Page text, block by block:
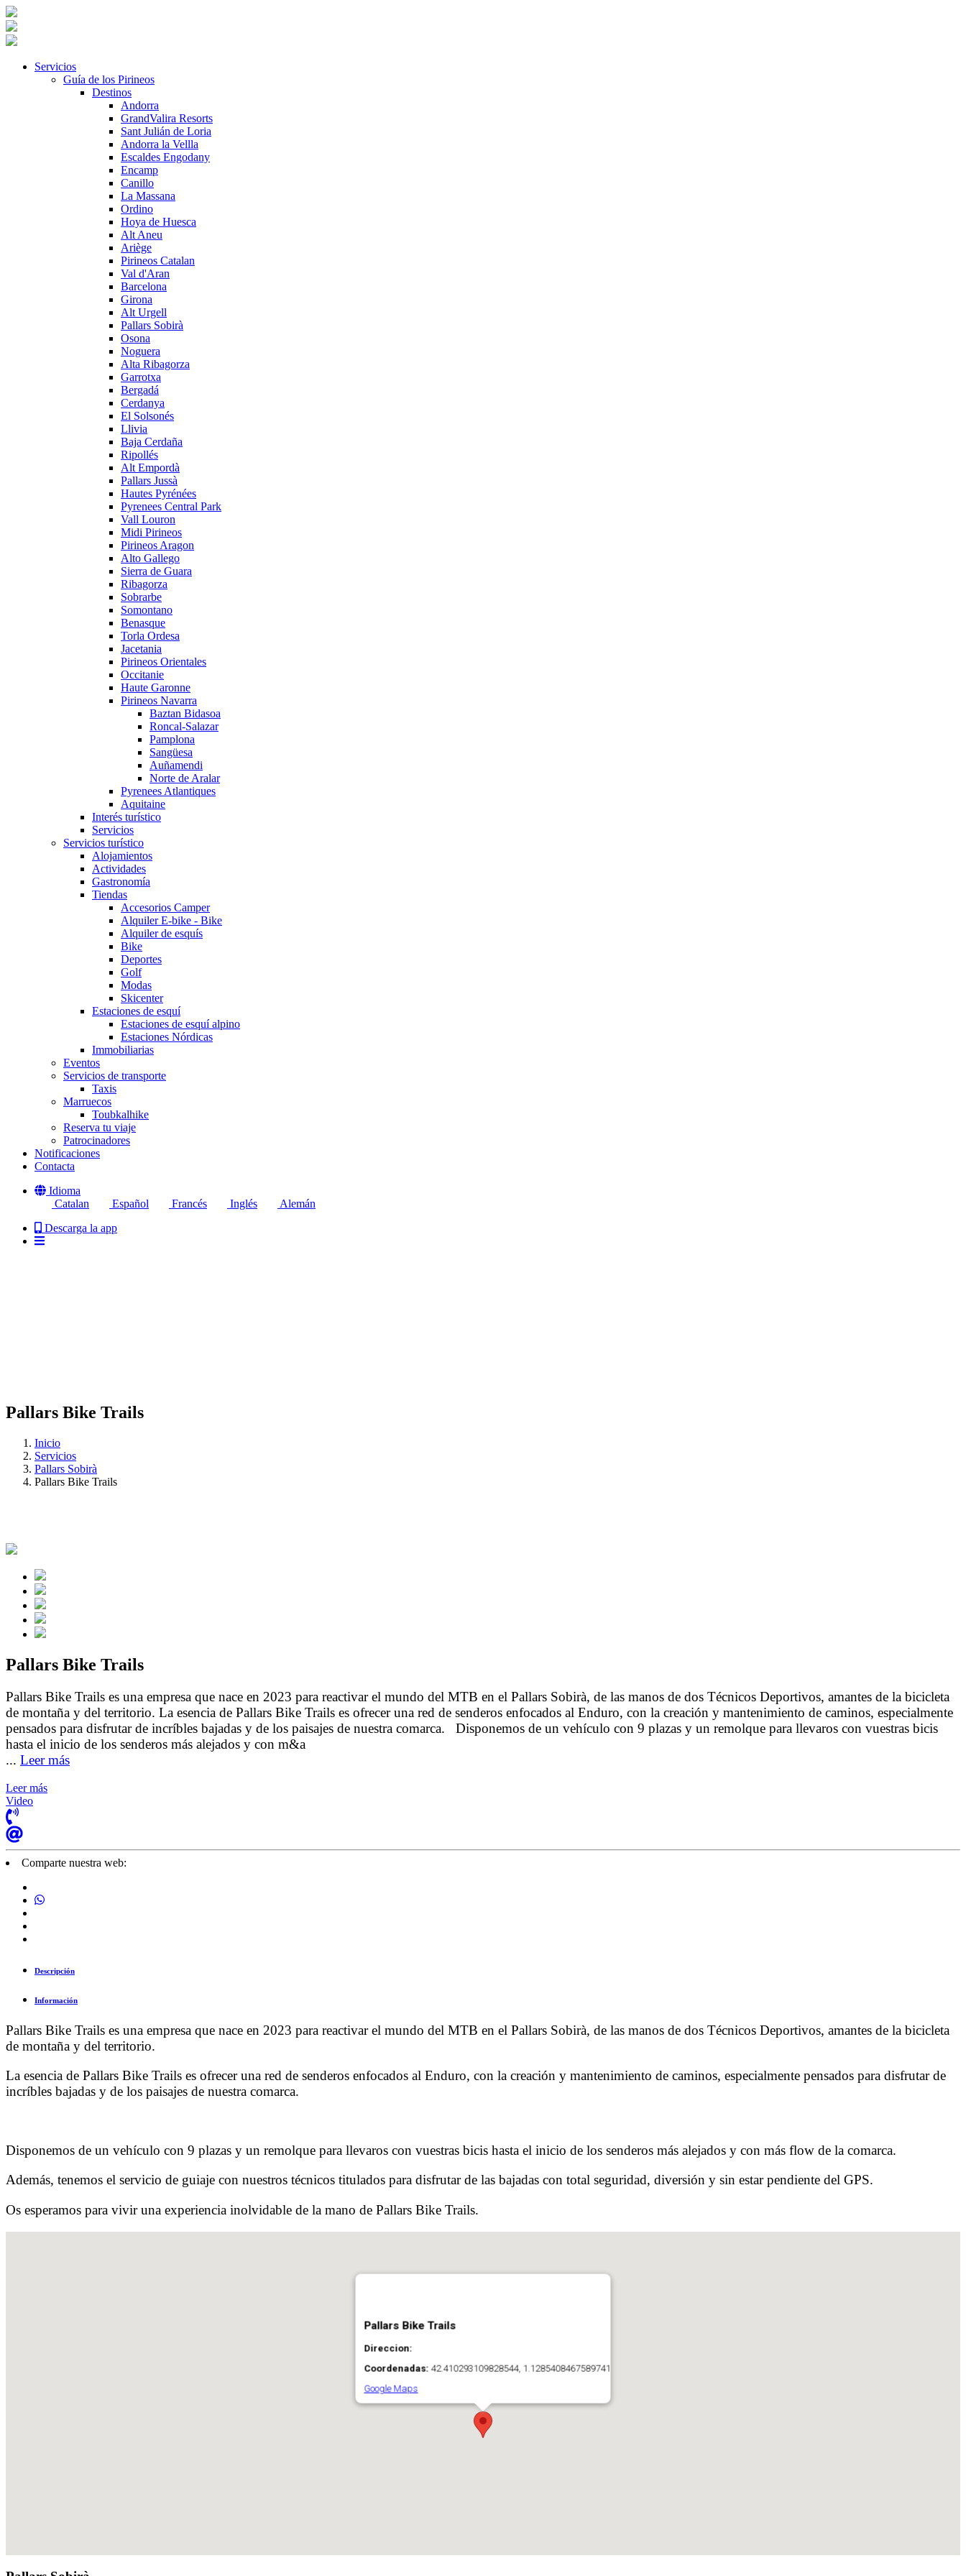
Servicios
Guía de los Pirineos
Destinos
Andorra
GrandValira Resorts
Sant Julián de Loria
Andorra la Vellla
Escaldes Engodany
Encamp
Canillo
La Massana
Ordino
Hoya de Huesca
Alt Aneu
Ariège
Pirineos Catalan
Val d'Aran
Barcelona
Girona
Alt Urgell
Pallars Sobirà
Osona
Noguera
Alta Ribagorza
Garrotxa
Bergadá
Cerdanya
El Solsonés
Llivia
Baja Cerdaña
Ripollés
Alt Empordà
Pallars Jussà
Hautes Pyrénées
Pyrenees Central Park
Vall Louron
Midi Pirineos
Pirineos Aragon
Alto Gallego
Sierra de Guara
Ribagorza
Sobrarbe
Somontano
Benasque
Torla Ordesa
Jacetania
Pirineos Orientales
Occitanie
Haute Garonne
Pirineos Navarra
Baztan Bidasoa
Roncal-Salazar
Pamplona
Sangüesa
Auñamendi
Norte de Aralar
Pyrenees Atlantiques
Aquitaine
Interés turístico
Servicios
Servicios turístico
Alojamientos
Actividades
Gastronomía
Tiendas
Accesorios Camper
Alquiler E-bike - Bike
Alquiler de esquís
Bike
Deportes
Golf
Modas
Skicenter
Estaciones de esquí
Estaciones de esquí alpino
Estaciones Nórdicas
Immobiliarias
Eventos
Servicios de transporte
Taxis
Marruecos
Toubkalhike
Reserva tu viaje
Patrocinadores
Notificaciones
Contacta
Idioma
Catalan
Español Francés Inglés
Alemán
Descarga la app
Pallars Bike Trails
Inicio
Servicios
Pallars Sobirà
Pallars Bike Trails
Pallars Bike Trails
Pallars Bike Trails es una empresa que nace en 2023 para reactivar el mundo del MTB en el Pallars Sobirà, de las manos de dos Técnicos Deportivos, amantes de la bicicleta
de montaña y del territorio. La esencia de Pallars Bike Trails es ofrecer una red de senderos enfocados al Enduro, con la creación y mantenimiento de caminos, especialmente
pensados para disfrutar de incríbles bajadas y de los paisajes de nuestra comarca. Disponemos de un vehículo con 9 plazas y un remolque para llevaros con vuestras bicis
hasta el inicio de los senderos más alejados y con m&a
... Leer más
Leer más
Video
Comparte nuestra web:
Descripción
Información
Pallars Bike Trails es una empresa que nace en 2023 para reactivar el mundo del MTB en el Pallars Sobirà, de las manos de dos Técnicos Deportivos, amantes de la bicicleta
de montaña y del territorio.
La esencia de Pallars Bike Trails es ofrecer una red de senderos enfocados al Enduro, con la creación y mantenimiento de caminos, especialmente pensados para disfrutar de
incríbles bajadas y de los paisajes de nuestra comarca.
Disponemos de un vehículo con 9 plazas y un remolque para llevaros con vuestras bicis hasta el inicio de los senderos más alejados y con más flow de la comarca.
Además, tenemos el servicio de guiaje con nuestros técnicos titulados para disfrutar de las bajadas con total seguridad, diversión y sin estar pendiente del GPS.
Os esperamos para vivir una experiencia inolvidable de la mano de Pallars Bike Trails.
Pallars Bike Trails
Direccion:
Coordenadas: 42.410293109828544, 1.1285408467589741
Google Maps